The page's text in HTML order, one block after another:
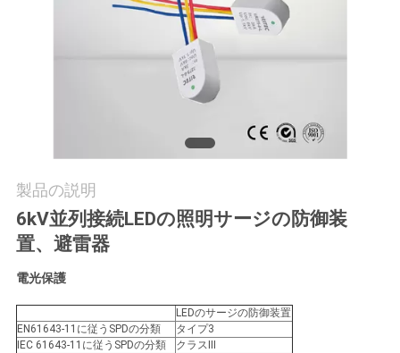
連
絡
し
な
さ
製品の説明
6kV並列接続LEDの照明サージの防御装
置、避雷器
電光保護
LEDのサージの防御装置
EN61643-11に従うSPDの分類
タイプ3
IEC 61643-11に従うSPDの分類
クラスIII